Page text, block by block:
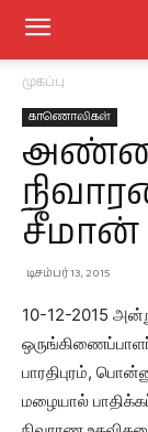
முகப்பு
காணொலிகள்
சீமான்
டிசம்பர் 13, 2015
10-12-2015
பாரதிபுரம்,
மழையால்